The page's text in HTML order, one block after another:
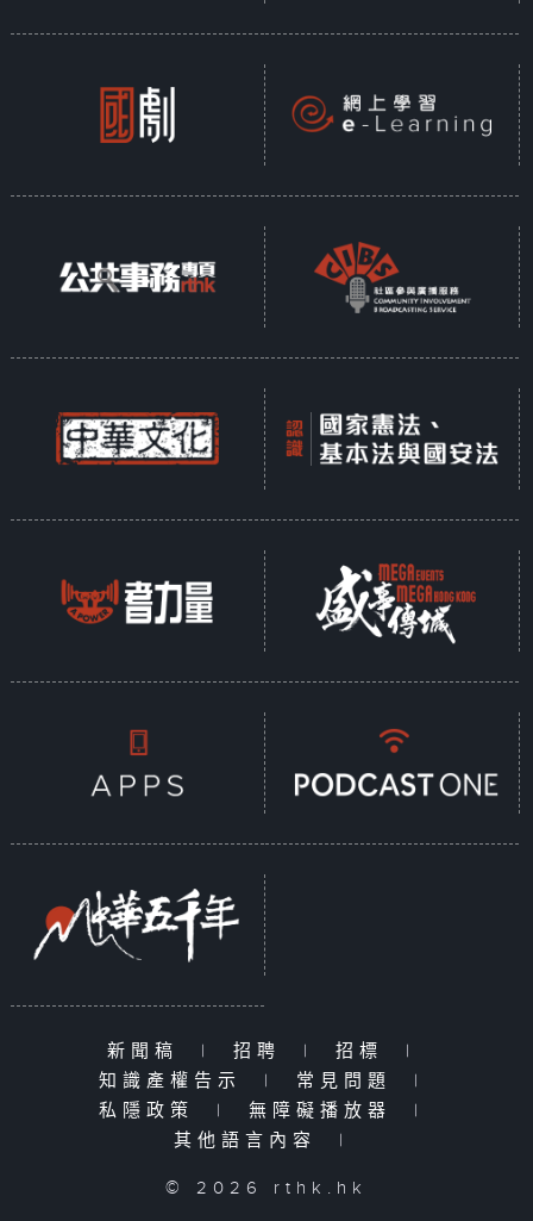
新聞稿 | 招聘 | 招標
|
知識產權告示
| 常見問題
|
私隱政策
| 無障礙播放器
|
其他語言內容
|
© 2026 rthk.hk